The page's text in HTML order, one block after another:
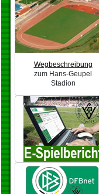
Wegbeschreibung
zum Hans-Geupel
Stadion